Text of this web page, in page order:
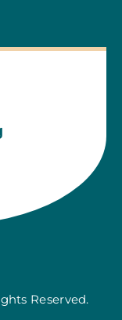
Reserved.